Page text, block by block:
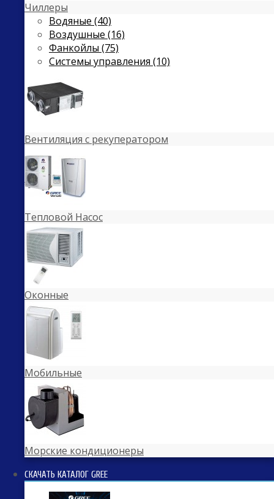
Чиллеры
Водяные (40)
Воздушные (16)
Фанкойлы (75)
Системы управления (10)
Вентиляция с рекуператором
Тепловой Насос
Оконные
Мобильные
Морские кондиционеры
СКАЧАТЬ КАТАЛОГ GREE